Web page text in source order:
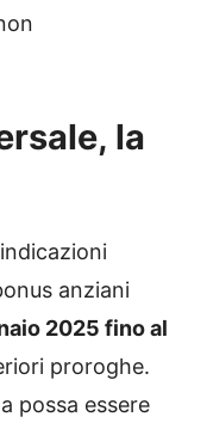
la
anziani
2025 fino al
proroghe.
possa essere